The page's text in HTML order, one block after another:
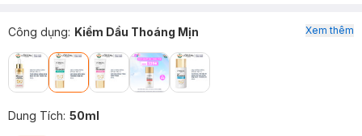
Công dụng: Kiềm Dầu Thoáng Mịn
Dung Tích: 50ml
Xem thêm